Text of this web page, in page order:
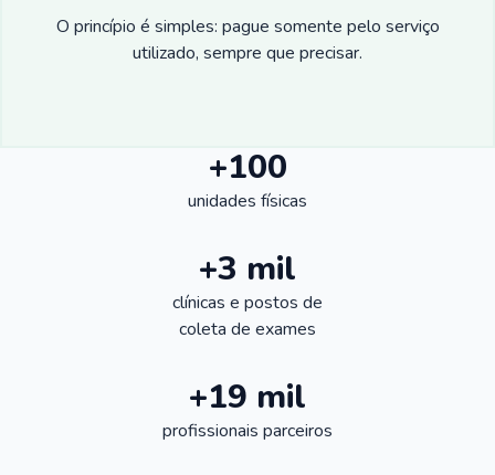
O princípio é simples: pague somente pelo serviço
utilizado, sempre que precisar.
+100
unidades físicas
+3 mil
clínicas e postos de
coleta de exames
+19 mil
profissionais parceiros